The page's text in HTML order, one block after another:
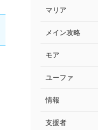
マリア
メイン攻略
モア
ユーファ
情報
支援者